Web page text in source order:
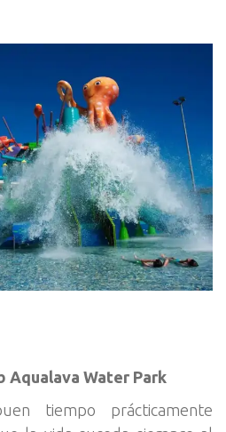
Aqualava Water Park
tiempo prácticamente